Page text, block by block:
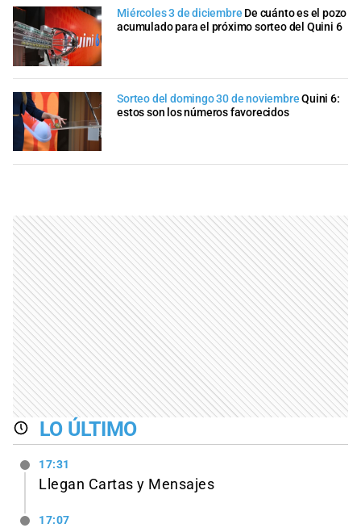
Miércoles 3 de diciembre De cuánto es el pozo
acumulado para el próximo sorteo del Quini 6
Sorteo del domingo 30 de noviembreQuini 6:
estos son los números favorecidos
LO ÚLTIMO
17:31
Llegan Cartas y Mensajes
17:07